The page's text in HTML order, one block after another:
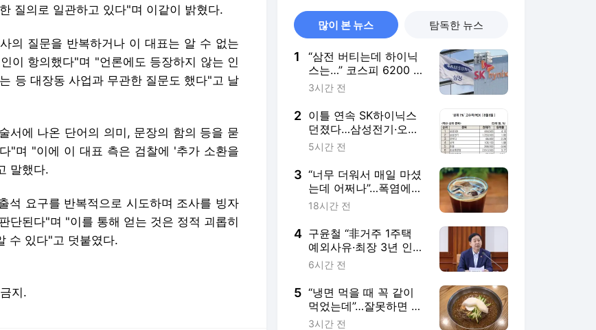
질의로 일관하고 있다"며 이같이 밝혔다.
의 질문을 반복하거나 이 대표는 알 수 없는
이 항의했다"며 "언론에도 등장하지 않는 인
등 대장동 사업과 무관한 질문도 했다"고 날
서에 나온 단어의 의미, 문장의 함의 등을 묻
"며 "이에 이 대표 측은 검찰에 '추가 소환을
말했다.
석 요구를 반복적으로 시도하며 조사를 빙자
단된다"며 "이를 통해 얻는 것은 정적 괴롭히
수 있다"고 덧붙였다.
지.
많이 본 뉴스 탐독한 뉴스
1
“삼전 버티는데 하이닉
스는…” 코스피 6200 사
수 안간힘 속 코스닥도
식]
3시간 전
2 이틀 연속 SK하이닉스
던졌다…삼성전기·오이
솔루션은 매수 [주식 초
5시간 전
3 “너무 더워서 매일 마셨
는데 어쩌나”…폭염에
‘아이스 커피’ 들이켰다
18시간 전
4 구윤철 “非거주 1주택
예외사유·최장 3년 인정
기간, 신축적으로 검토”
6시간 전
5 “냉면 먹을 때 꼭 같이
먹었는데”…잘못하면 온
가족 응급실 간다, 환자
3시간 전